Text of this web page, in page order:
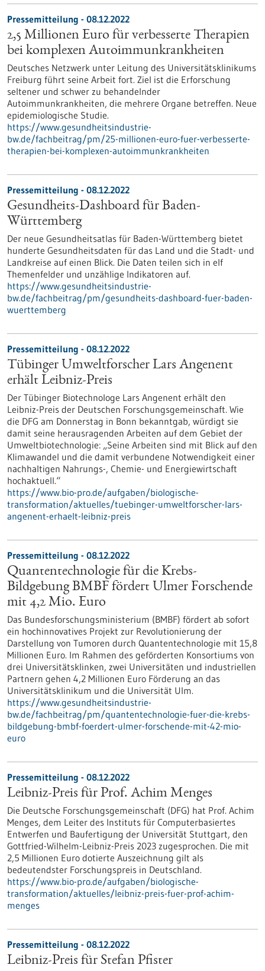
Pressemitteilung - 08.12.2022
2,5 Millionen Euro für verbesserte Therapien
bei komplexen Autoimmunkrankheiten
Deutsches Netzwerk unter Leitung des Universitätsklinikums
Freiburg führt seine Arbeit fort. Ziel ist die Erforschung
seltener und schwer zu behandelnder
Autoimmunkrankheiten, die mehrere Organe betreffen. Neue
epidemiologische Studie.
https://www.gesundheitsindustrie-
bw.de/fachbeitrag/pm/25-millionen-euro-fuer-verbesserte-
therapien-bei-komplexen-autoimmunkrankheiten
Pressemitteilung - 08.12.2022
Gesundheits-Dashboard für Baden-
Württemberg
Der neue Gesundheitsatlas für Baden-Württemberg bietet
hunderte Gesundheitsdaten für das Land und die Stadt- und
Landkreise auf einen Blick. Die Daten teilen sich in elf
Themenfelder und unzählige Indikatoren auf.
https://www.gesundheitsindustrie-
bw.de/fachbeitrag/pm/gesundheits-dashboard-fuer-baden-
wuerttemberg
Pressemitteilung - 08.12.2022
Tübinger Umweltforscher Lars Angenent
erhält Leibniz-Preis
Der Tübinger Biotechnologe Lars Angenent erhält den
Leibniz-Preis der Deutschen Forschungsgemeinschaft. Wie
die DFG am Donnerstag in Bonn bekanntgab, würdigt sie
damit seine herausragenden Arbeiten auf dem Gebiet der
Umweltbiotechnologie: „Seine Arbeiten sind mit Blick auf den
Klimawandel und die damit verbundene Notwendigkeit einer
nachhaltigen Nahrungs-, Chemie- und Energiewirtschaft
hochaktuell.“
https://www.bio-pro.de/aufgaben/biologische-
transformation/aktuelles/tuebinger-umweltforscher-lars-
angenent-erhaelt-leibniz-preis
Pressemitteilung - 08.12.2022
Quantentechnologie für die Krebs-
Bildgebung BMBF fördert Ulmer Forschende
mit 4,2 Mio. Euro
Das Bundesforschungsministerium (BMBF) fördert ab sofort
ein hochinnovatives Projekt zur Revolutionierung der
Darstellung von Tumoren durch Quantentechnologie mit 15,8
Millionen Euro. Im Rahmen des geförderten Konsortiums von
drei Universitätsklinken, zwei Universitäten und industriellen
Partnern gehen 4,2 Millionen Euro Förderung an das
Universitätsklinikum und die Universität Ulm.
https://www.gesundheitsindustrie-
bw.de/fachbeitrag/pm/quantentechnologie-fuer-die-krebs-
bildgebung-bmbf-foerdert-ulmer-forschende-mit-42-mio-
euro
Pressemitteilung - 08.12.2022
Leibniz-Preis für Prof. Achim Menges
Die Deutsche Forschungsgemeinschaft (DFG) hat Prof. Achim
Menges, dem Leiter des Instituts für Computerbasiertes
Entwerfen und Baufertigung der Universität Stuttgart, den
Gottfried-Wilhelm-Leibniz-Preis 2023 zugesprochen. Die mit
2,5 Millionen Euro dotierte Auszeichnung gilt als
bedeutendster Forschungspreis in Deutschland.
https://www.bio-pro.de/aufgaben/biologische-
transformation/aktuelles/leibniz-preis-fuer-prof-achim-
menges
Pressemitteilung - 08.12.2022
Leibniz-Preis für Stefan Pfister